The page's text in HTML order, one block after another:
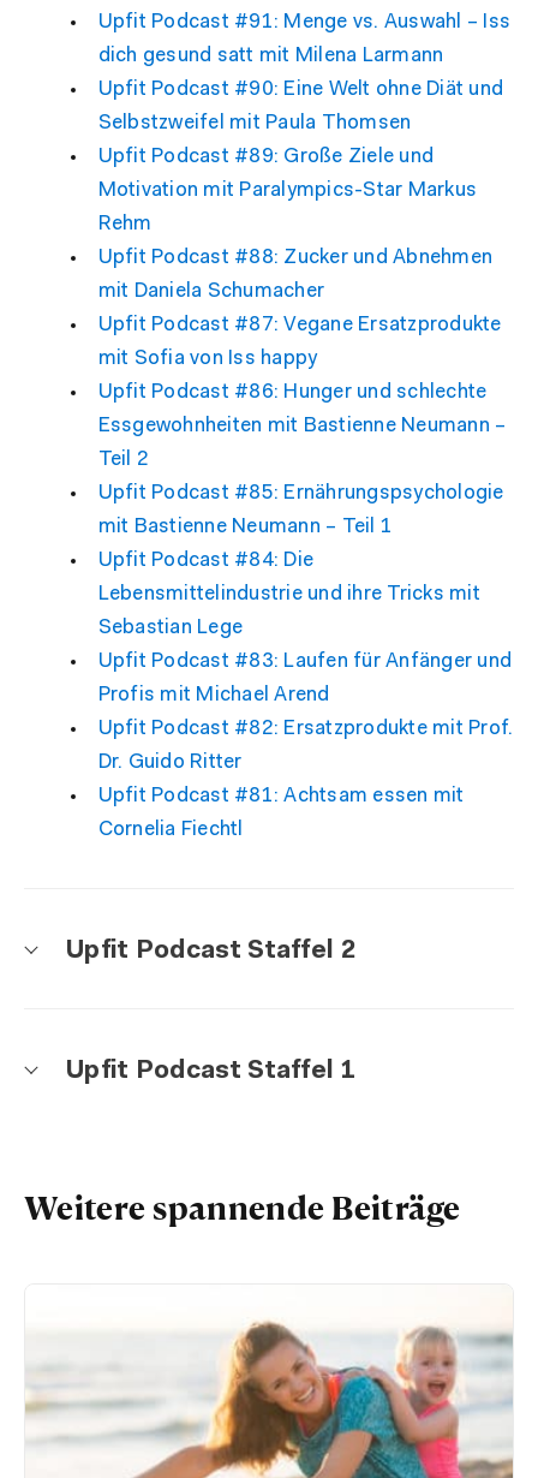
Upfit Podcast #91: Menge vs. Auswahl – Iss
dich gesund satt mit Milena Larmann
Upfit Podcast #90: Eine Welt ohne Diät und
Selbstzweifel mit Paula Thomsen
Upfit Podcast #89: Große Ziele und
Motivation mit Paralympics-Star Markus
Rehm
Upfit Podcast #88: Zucker und Abnehmen
mit Daniela Schumacher
Upfit Podcast #87: Vegane Ersatzprodukte
mit Sofia von Iss happy
Upfit Podcast #86: Hunger und schlechte
Essgewohnheiten mit Bastienne Neumann –
Teil 2
Upfit Podcast #85: Ernährungspsychologie
mit Bastienne Neumann – Teil 1
Upfit Podcast #84: Die
Lebensmittelindustrie und ihre Tricks mit
Sebastian Lege
Upfit Podcast #83: Laufen für Anfänger und
Profis mit Michael Arend
Upfit Podcast #82: Ersatzprodukte mit Prof.
Dr. Guido Ritter
Upfit Podcast #81: Achtsam essen mit
Cornelia Fiechtl
Upfit Podcast Staffel 2
Upfit Podcast Staffel 1
Weitere spannende Beiträge